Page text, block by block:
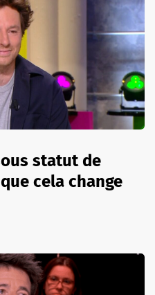
statut de
cela change